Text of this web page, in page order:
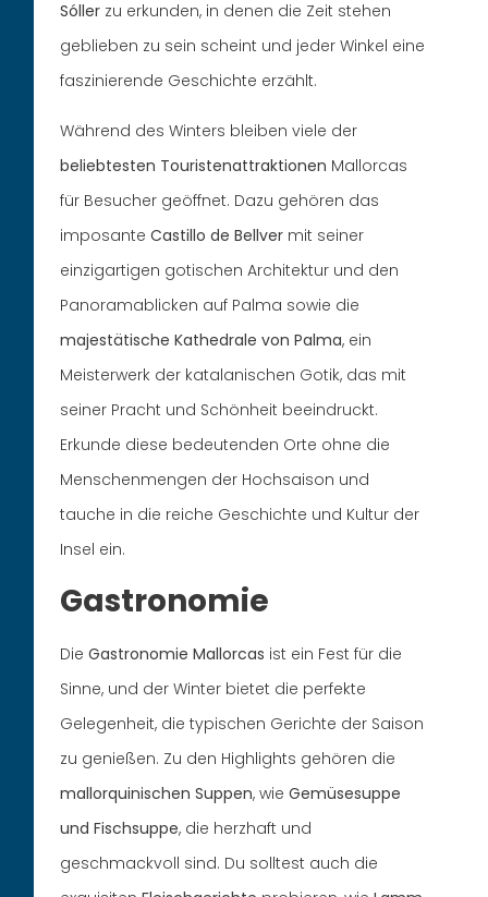
Sóller zu erkunden, in denen die Zeit stehen
geblieben zu sein scheint und jeder Winkel eine
faszinierende Geschichte erzählt.
Während des Winters bleiben viele der
beliebtesten Touristenattraktionen Mallorcas
für Besucher geöffnet. Dazu gehören das
imposanteCastillo de Bellver mit seiner
einzigartigen gotischen Architektur und den
Panoramablicken auf Palma sowie die
majestätische Kathedrale von Palma, ein
Meisterwerk der katalanischen Gotik, das mit
seiner Pracht und Schönheit beeindruckt.
Erkunde diese bedeutenden Orte ohne die
Menschenmengen der Hochsaison und
tauche in die reiche Geschichte und Kultur der
Insel ein.
Gastronomie
DieGastronomie Mallorcas ist ein Fest für die
Sinne, und der Winter bietet die perfekte
Gelegenheit, die typischen Gerichte der Saison
zu genießen. Zu den Highlights gehören die
mallorquinischen Suppen, wieGemüsesuppe
und Fischsuppe, die herzhaft und
geschmackvoll sind. Du solltest auch die